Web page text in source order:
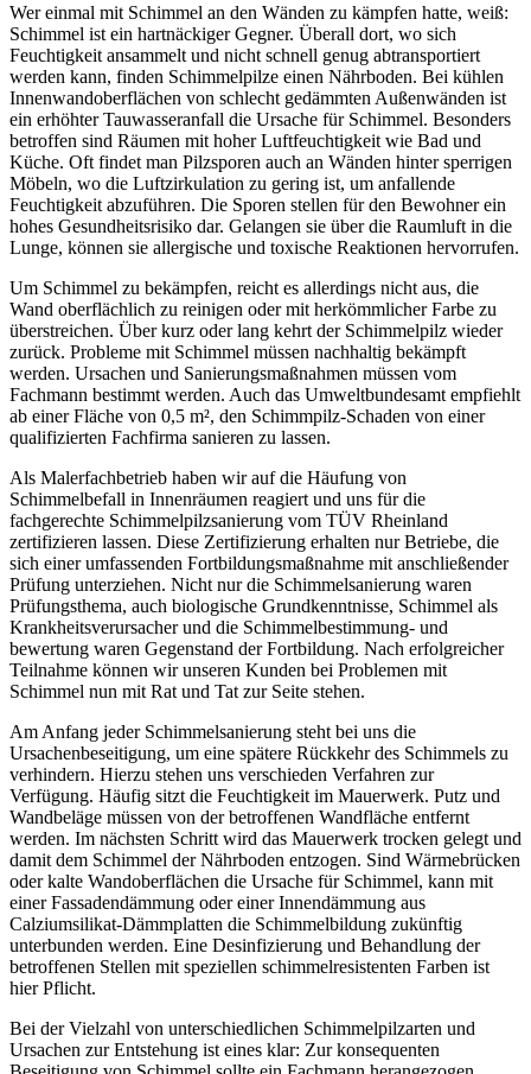
Wer einmal mit Schimmel an den Wänden zu kämpfen hatte, weiß:
Schimmel ist ein hartnäckiger Gegner. Überall dort, wo sich
Feuchtigkeit ansammelt und nicht schnell genug abtransportiert
werden kann, finden Schimmelpilze einen Nährboden. Bei kühlen
Innenwandoberflächen von schlecht gedämmten Außenwänden ist
ein erhöhter Tauwasseranfall die Ursache für Schimmel. Besonders
betroffen sind Räumen mit hoher Luftfeuchtigkeit wie Bad und
Küche. Oft findet man Pilzsporen auch an Wänden hinter sperrigen
Möbeln, wo die Luftzirkulation zu gering ist, um anfallende
Feuchtigkeit abzuführen. Die Sporen stellen für den Bewohner ein
hohes Gesundheitsrisiko dar. Gelangen sie über die Raumluft in die
Lunge, können sie allergische und toxische Reaktionen hervorrufen.
Um Schimmel zu bekämpfen, reicht es allerdings nicht aus, die
Wand oberflächlich zu reinigen oder mit herkömmlicher Farbe zu
überstreichen. Über kurz oder lang kehrt der Schimmelpilz wieder
zurück. Probleme mit Schimmel müssen nachhaltig bekämpft
werden. Ursachen und Sanierungsmaßnahmen müssen vom
Fachmann bestimmt werden. Auch das Umweltbundesamt empfiehlt
ab einer Fläche von 0,5 m², den Schimmpilz-Schaden von einer
qualifizierten Fachfirma sanieren zu lassen.
Als Malerfachbetrieb haben wir auf die Häufung von
Schimmelbefall in Innenräumen reagiert und uns für die
fachgerechte Schimmelpilzsanierung vom TÜV Rheinland
zertifizieren lassen. Diese Zertifizierung erhalten nur Betriebe, die
sich einer umfassenden Fortbildungsmaßnahme mit anschließender
Prüfung unterziehen. Nicht nur die Schimmelsanierung waren
Prüfungsthema, auch biologische Grundkenntnisse, Schimmel als
Krankheitsverursacher und die Schimmelbestimmung- und
bewertung waren Gegenstand der Fortbildung. Nach erfolgreicher
Teilnahme können wir unseren Kunden bei Problemen mit
Schimmel nun mit Rat und Tat zur Seite stehen.
Am Anfang jeder Schimmelsanierung steht bei uns die
Ursachenbeseitigung, um eine spätere Rückkehr des Schimmels zu
verhindern. Hierzu stehen uns verschieden Verfahren zur
Verfügung. Häufig sitzt die Feuchtigkeit im Mauerwerk. Putz und
Wandbeläge müssen von der betroffenen Wandfläche entfernt
werden. Im nächsten Schritt wird das Mauerwerk trocken gelegt und
damit dem Schimmel der Nährboden entzogen. Sind Wärmebrücken
oder kalte Wandoberflächen die Ursache für Schimmel, kann mit
einer Fassadendämmung oder einer Innendämmung aus
Calziumsilikat-Dämmplatten die Schimmelbildung zukünftig
unterbunden werden. Eine Desinfizierung und Behandlung der
betroffenen Stellen mit speziellen schimmelresistenten Farben ist
hier Pflicht.
Bei der Vielzahl von unterschiedlichen Schimmelpilzarten und
Ursachen zur Entstehung ist eines klar: Zur konsequenten